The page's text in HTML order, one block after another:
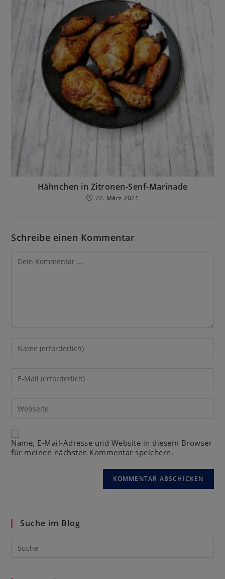
Hähnchen in Zitronen-Senf-Marinade
22. März 2021
Schreibe einen Kommentar
Name, E-Mail-Adresse und Website in diesem Browser
für meinen nächsten Kommentar speichern.
Suche im Blog